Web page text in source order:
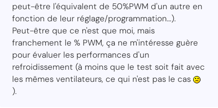
peut-être l'équivalent de 50%PWM d'un autre en
fonction de leur réglage/programmation...).
Peut-être que ce n'est que moi, mais
franchement le % PWM, ça ne m'intéresse guère
pour évaluer les performances d'un
refroidissement (à moins que le test soit fait avec
les mêmes ventilateurs, ce qui n'est pas le cas
).